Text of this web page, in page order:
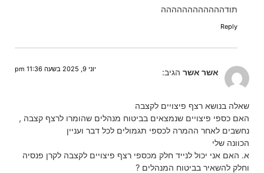
תודהההההההההההה
Reply
אשר אשר הגיב: יוני 9, 2025 בשעה 11:36 pm
שאלה בנושא רצף פיצויים לקצבה
האם כספי פיצויים שנמצאים בביטוח מנהלים שהומרו לרצף קצבה ,
נחשבים לאחר ההמרה לכספי תגמולים לכל דבר ועניין
הכוונה שלי
א. האם אני יכול לנייד חלק מכספי רצף פיצויים לקצבה לקרן פנסיה
וחלק להשאיר בביטוח המנהלים ?